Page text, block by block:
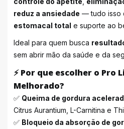
reduz a ansiedade — tudo isso
estomacal total e suporte ao
Ideal para quem busca
sem abrir mão da saúde e da
⚡Por que escolher o Pro
Melhorado?
✅ Queima de gordura
Citrus Aurantium, L-Carnitina e
✅ Bloqueio da absorção de